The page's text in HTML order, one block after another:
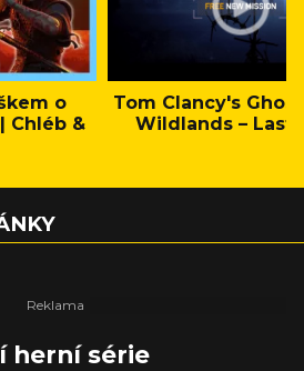
o
Chléb &
Tom Clancy's
Wildlands – Last
herní série